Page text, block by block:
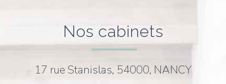
nos cabinets
17 rue Stanislas, 54000, NANCY